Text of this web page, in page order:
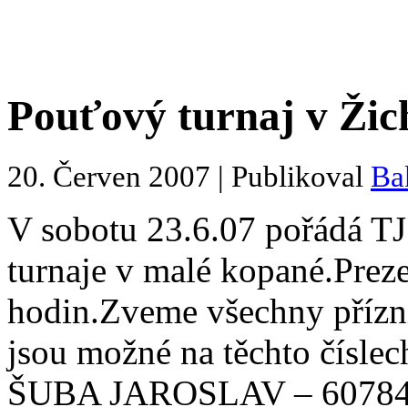
Pouťový turnaj v
20. Červen 2007 | Publikoval
V sobotu 23.6.07 pořádá
turnaje v malé
hodin.Zveme všechny
jsou možné na těchto
ŠUBA JAROSLAV –